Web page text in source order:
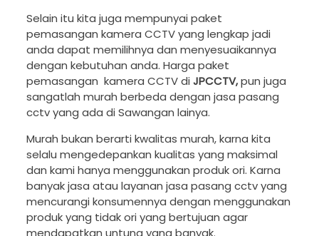
Selain itu kita juga mempunyai paket
pemasangan kamera CCTV yang lengkap jadi
anda dapat memilihnya dan menyesuaikannya
dengan kebutuhan anda. Harga paket
pemasangan kamera CCTV di JPCCTV,pun juga
sangatlah murah berbeda dengan jasa pasang
cctv yang ada di Sawangan lainya.
Murah bukan berarti kwalitas murah, karna kita
selalu mengedepankan kualitas yang maksimal
dan kami hanya menggunakan produk ori. Karna
banyak jasa atau layanan jasa pasang cctv yang
mencurangi konsumennya dengan menggunakan
produk yang tidak ori yang bertujuan agar
mendapatkan untung yang banyak.